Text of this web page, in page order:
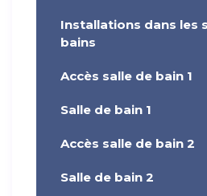
Installations dans les
bains
Accès salle de bain 1
Salle de bain 1
Accès salle de bain 2
Salle de bain 2